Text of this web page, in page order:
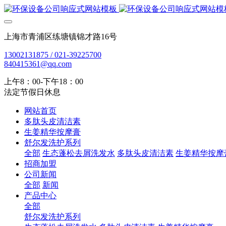
上海市青浦区练塘镇锦才路16号
13002131875 / 021-39225700
840415361@qq.com
上午8：00-下午18：00
法定节假日休息
网站首页
多肽头皮清洁素
生姜精华按摩膏
舒尔发洗护系列
全部 生态蓬松去屑洗发水 多肽头皮清洁素 生姜精华按摩
招商加盟
公司新闻
全部 新闻
产品中心
全部
舒尔发洗护系列